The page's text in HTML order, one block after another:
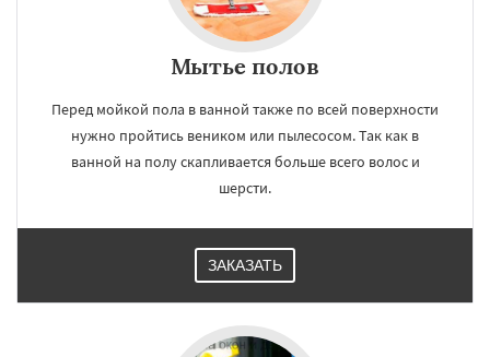
Мытье полов
Перед мойкой пола в ванной также по всей поверхности
нужно пройтись веником или пылесосом. Так как в
ванной на полу скапливается больше всего волос и
шерсти.
ЗАКАЗАТЬ